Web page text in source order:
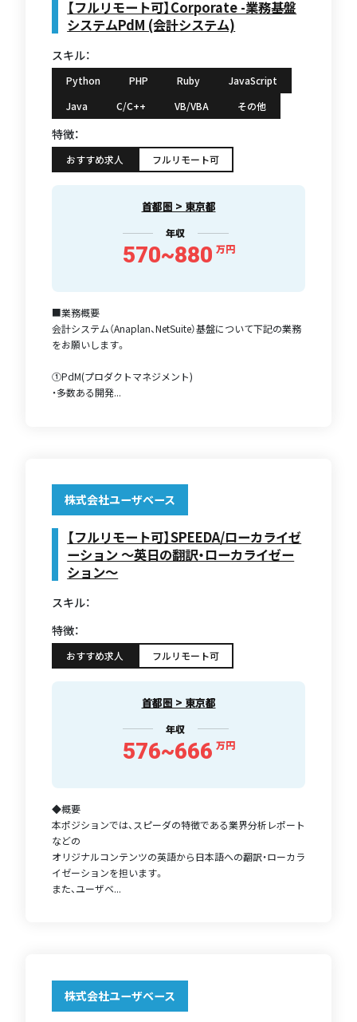
【フルリモート可】Corporate -業務基盤
システムPdM (会計システム)
スキル：
Python PHP Ruby
JavaScript
Java
C/C++ VB/VBA その他
特徴：
おすすめ求人 フルリモート可
首都圏 > 東京都
年収
570~880 万円
■業務概要
会計システム（Anaplan、NetSuite）基盤について下記の業務
をお願いします。
①PdM(プロダクトマネジメント)
・多数ある開発...
株式会社ユーザベース
【フルリモート可】SPEEDA/ローカライゼ
ーション 〜英日の翻訳・ローカライゼー
ション〜
スキル：
特徴：
おすすめ求人 フルリモート可
首都圏 > 東京都
年収
576~666 万円
◆概要
本ポジションでは、スピーダの特徴である業界分析レポート
などの
オリジナルコンテンツの英語から日本語への翻訳・ローカラ
イゼーションを担います。
また、ユーザベ...
株式会社ユーザベース